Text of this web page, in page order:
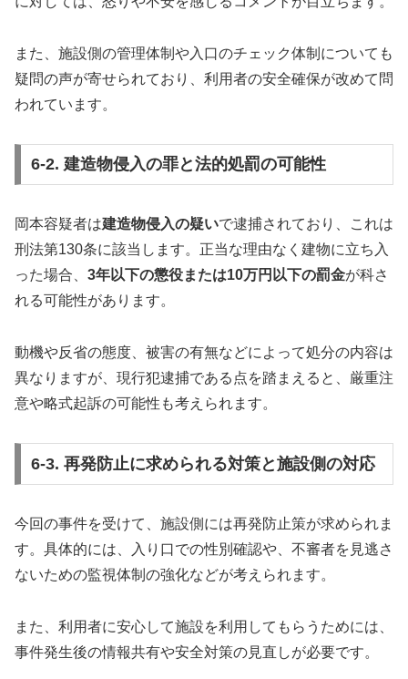
また、施設側の管理体制や入口のチェック体制についても
疑問の声が寄せられており、利用者の安全確保が改めて問
われています。
6-2. 建造物侵入の罪と法的処罰の可能性
岡本容疑者は建造物侵入の疑いで逮捕されており、これは
刑法第130条に該当します。正当な理由なく建物に立ち入
った場合、 3年以下の懲役または10万円以下の罰金が科さ
れる可能性があります。
動機や反省の態度、被害の有無などによって処分の内容は
異なりますが、現行犯逮捕である点を踏まえると、厳重注
意や略式起訴の可能性も考えられます。
6-3. 再発防止に求められる対策と施設側の対応
今回の事件を受けて、施設側には再発防止策が求められま
す。具体的には、入り口での性別確認や、不審者を見逃さ
ないための監視体制の強化などが考えられます。
また、利用者に安心して施設を利用してもらうためには、
事件発生後の情報共有や安全対策の見直しが必要です。